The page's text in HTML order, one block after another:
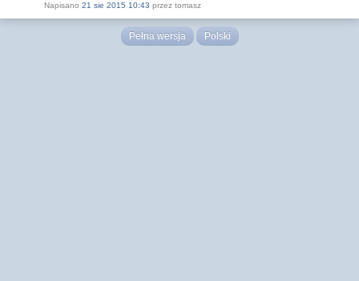
Napisano 21 sie 2015 10:43 przez tomasz
Pełna wersja Polski